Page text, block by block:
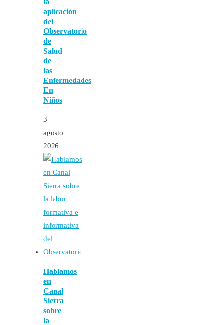
aplicación
del
Observatorio
de
Salud
de
las
Enfermedades
En
Niños
3
agosto
2026
Hablamos
en
Canal
Sierra
sobre
la